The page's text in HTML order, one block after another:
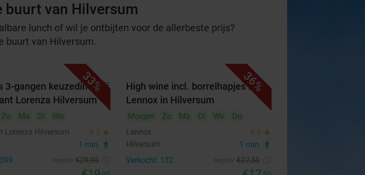
buurt van Hilversum
lunch of wil je ontbijten voor de allerbeste prijs?
buurt van Hilversum.
33%
3-gangen keuzediner bij
Lorenza Hilversum
Zo Ma Di
Wo
Lorenza Hilversum
9.7 star
1 min. directions_walk
€29,95
36%
High wine incl. borrelhapjes bij
Lennox in Hilversum
Morgen Zo Ma Di Wo
Do
Lennox
9.9 star
Hilversum 1 min. directions_walk
Verkocht: 132 €27,50